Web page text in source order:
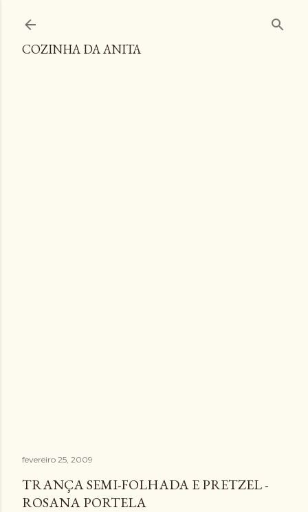
COZINHA DA ANITA
fevereiro 25, 2009
TRANÇA SEMI-FOLHADA E PRETZEL -
ROSANA PORTELA